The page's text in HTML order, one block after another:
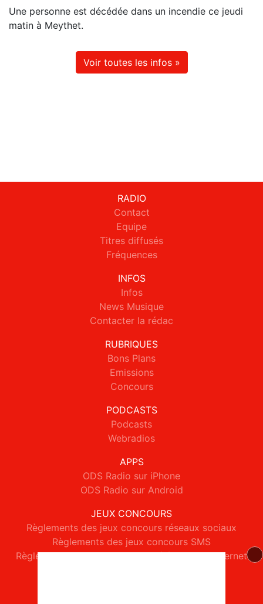
Une personne est décédée dans un incendie ce jeudi
matin à Meythet.
Voir toutes les infos »
RADIO
Contact
Equipe
Titres diffusés
Fréquences
INFOS
Infos
News Musique
Contacter la rédac
RUBRIQUES
Bons Plans
Emissions
Concours
PODCASTS
Podcasts
Webradios
APPS
ODS Radio sur iPhone
ODS Radio sur Android
JEUX CONCOURS
Règlements des jeux concours réseaux sociaux
Règlements des jeux concours SMS
Règlements des jeux concours téléphone et internet